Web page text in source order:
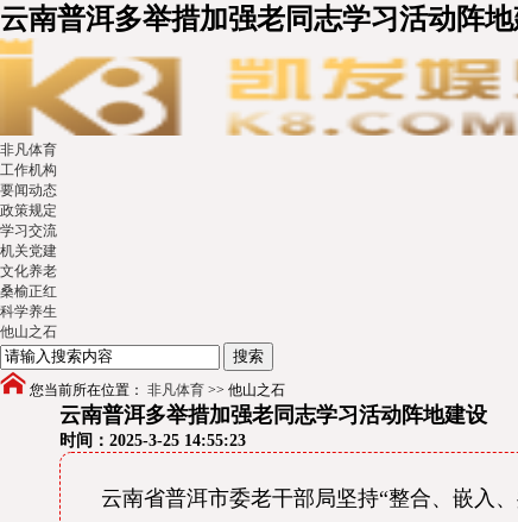
云南普洱多举措加强老同志学习活动阵
非凡体育
工作机构
要闻动态
政策规定
学习交流
机关党建
文化养老
桑榆正红
科学养生
他山之石
您当前所在位置： 非凡体育 >> 他山之石
云南普洱多举措加强老同志学习活动阵地建设
时间：2025-3-25 14:55:23
云南省普洱市委老干部局坚持“整合、嵌入